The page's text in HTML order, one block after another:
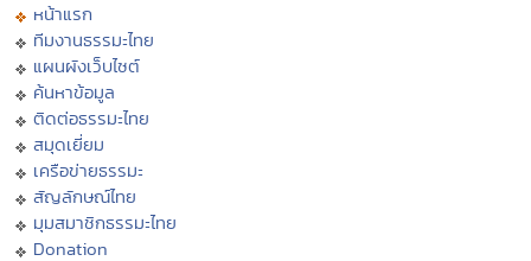
หน้าแรก
ทีมงานธรรมะไทย
แผนผังเว็บไซต์
ค้นหาข้อมูล
ติดต่อธรรมะไทย
สมุดเยี่ยม
เครือข่ายธรรมะ
สัญลักษณ์ไทย
มุมสมาชิกธรรมะไทย
Donation